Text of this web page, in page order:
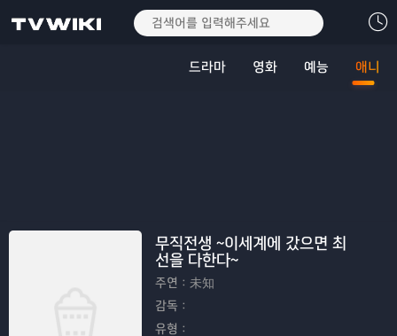
드라마 영화 예능 애니
무직전생 ~이세계에 갔으면 최
선을 다한다~
주연： 未知
감독：
유형：